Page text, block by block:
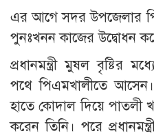
এর আগে সদর উপজেলার
পুনঃখনন কাজের উদ্বোধন
প্রধানমন্ত্রী মুষল বৃষ্টির
পথে পিএমখালীতে আসেন।
হাতে কোদাল দিয়ে পাতলী
করেন তিনি। পরে